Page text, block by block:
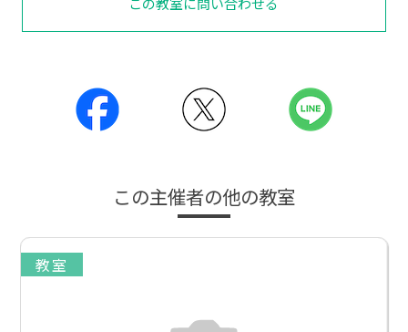
この主催者の他の教室
教室